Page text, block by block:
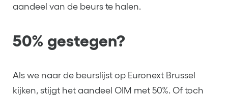
aandeel van de beurs te halen.
50% gestegen?
Als we naar de beurslijst op Euronext Brussel
kijken, stijgt het aandeel OIM met 50%. Of toch